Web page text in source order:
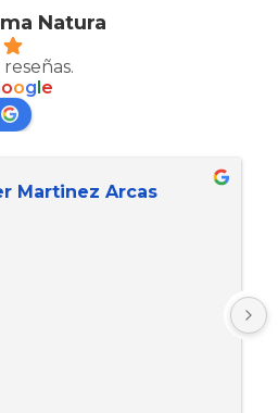
Natura
oog e
Martinez Arcas